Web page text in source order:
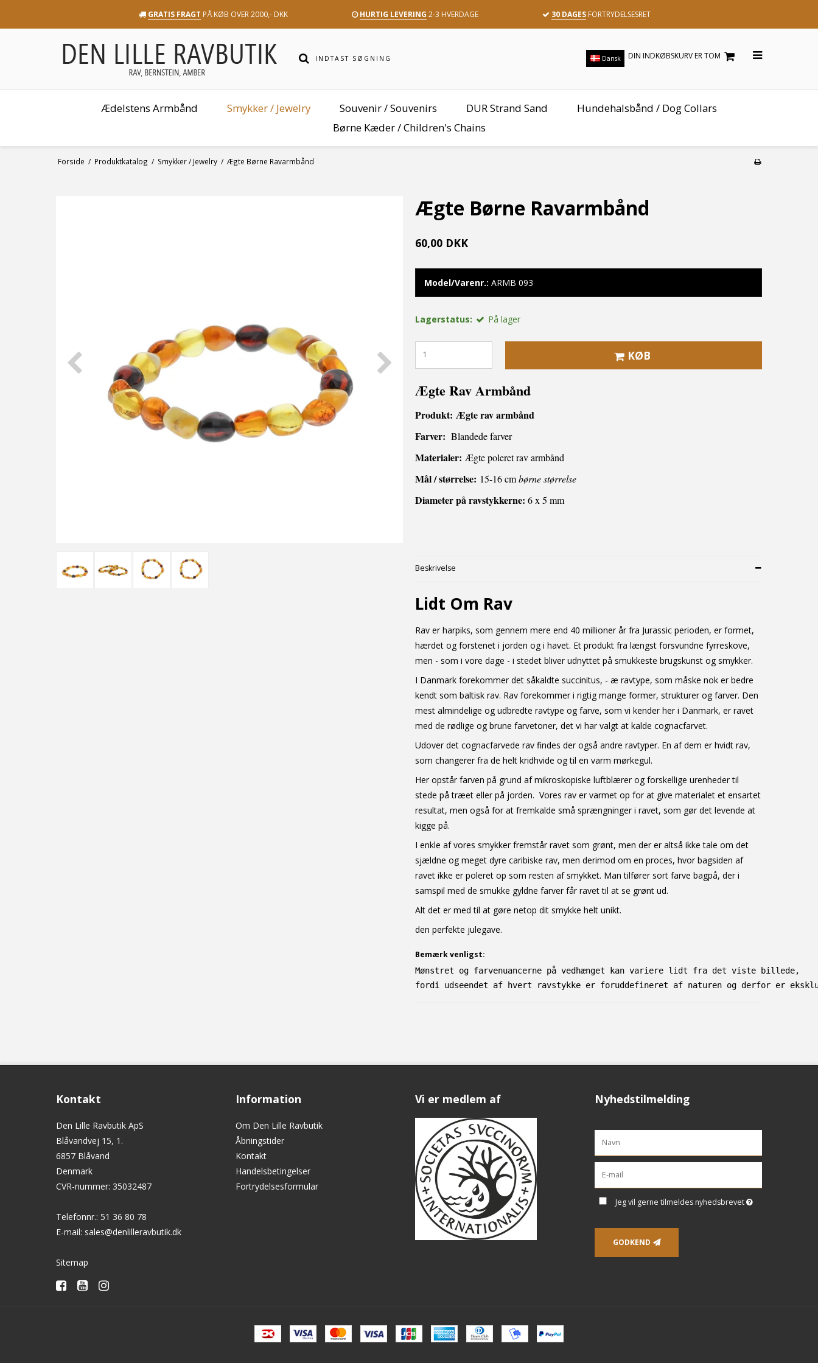
GRATIS FRAGT PÅ KØB OVER 2000,- DKK HURTIG LEVERING 2-3 HVERDAGE 30 DAGESFORTRYDELSESRET
Dansk DIN INDKØBSKURV ER TOM
Ædelstens Armbånd Smykker / Jewelry Souvenir / Souvenirs DUR Strand Sand
Hundehalsbånd / Dog Collars
Børne Kæder / Children's Chains
Forside / Produktkatalog / Smykker / Jewelry / Ægte Børne Ravarmbånd
Ægte Børne Ravarmbånd
60,00 DKK
Model/Varenr.: ARMB 093
Lagerstatus: På lager
KØB
Ægte Rav Armbånd
Produkt: Ægte rav armbånd
Farver: Blandede farver
Materialer: Ægte poleret rav armbånd
Mål / størrelse: 15-16 cmbørne størrelse
Diameter på ravstykkerne: 6 x 5 mm
Beskrivelse
Lidt Om Rav
Rav er harpiks, som gennem mere end 40 millioner år fra Jurassic perioden, er formet,
hærdet og forstenet i jorden og i havet. Et produkt fra længst forsvundne fyrreskove,
men - som i vore dage - i stedet bliver udnyttet på smukkeste brugskunst og smykker.
I Danmark forekommer det såkaldte succinitus, - æ ravtype, som måske nok er bedre
kendt som baltisk rav. Rav forekommer i rigtig mange former, strukturer og farver. Den
mest almindelige og udbredte ravtype og farve, som vi kender her i Danmark, er ravet
med de rødlige og brune farvetoner, det vi har valgt at kalde cognacfarvet.
Udover det cognacfarvede rav findes der også andre ravtyper. En af dem er hvidt rav,
som changerer fra de helt kridhvide og til en varm mørkegul.
Her opstår farven på grund af mikroskopiske luftblærer og forskellige urenheder til
stede på træet eller på jorden. Vores rav er varmet op for at give materialet et ensartet
resultat, men også for at fremkalde små sprængninger i ravet, som gør det levende at
kigge på.
I enkle af vores smykker fremstår ravet som grønt, men der er altså ikke tale om det
sjældne og meget dyre caribiske rav, men derimod om en proces, hvor bagsiden af
ravet ikke er poleret op som resten af smykket. Man tilfører sort farve bagpå, der i
samspil med de smukke gyldne farver får ravet til at se grønt ud.
Alt det er med til at gøre netop dit smykke helt unikt.
den perfekte julegave.
Bemærk venligst:
Mønstret og farvenuancerne på vedhænget kan variere lidt fra det viste billede,
fordi udseendet af hvert ravstykke er foruddefineret af naturen og derfor er
Kontakt
Den Lille Ravbutik ApS
Blåvandvej 15, 1.
6857 Blåvand
Denmark
CVR-nummer: 35032487
Telefonnr.: 51 36 80 78
E-mail: sales@denlilleravbutik.dk
Sitemap
Information
Om Den Lille Ravbutik
Åbningstider
Kontakt
Handelsbetingelser
Fortrydelsesformular
Vi er medlem af Nyhedstilmelding
Jeg vil gerne tilmeldes nyhedsbrevet
GODKEND